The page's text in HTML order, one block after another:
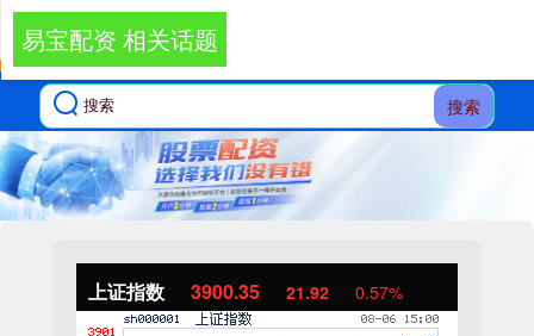
搜索
上证指数 3900.35 21.92 0.57%
易宝配资 相关话题